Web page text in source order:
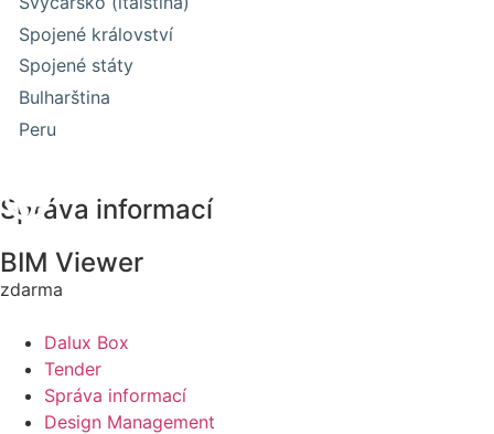
Spojené království
Spojené státy
Bulharština
Peru
Správa informací
BIM Viewer
zdarma
Dalux Box
Tender
Správa informací
Design Management